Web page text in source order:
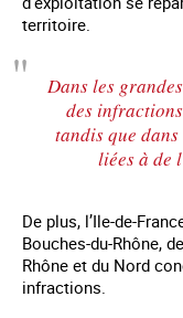
territoire.
Dans les
des
tandis que
liées à de
De plus, l’Ile-de-
Bouches-du-Rhône,
Rhône et du Nord
infractions.